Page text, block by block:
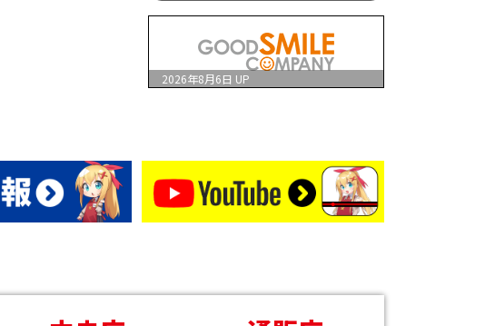
2026年8月6日 UP